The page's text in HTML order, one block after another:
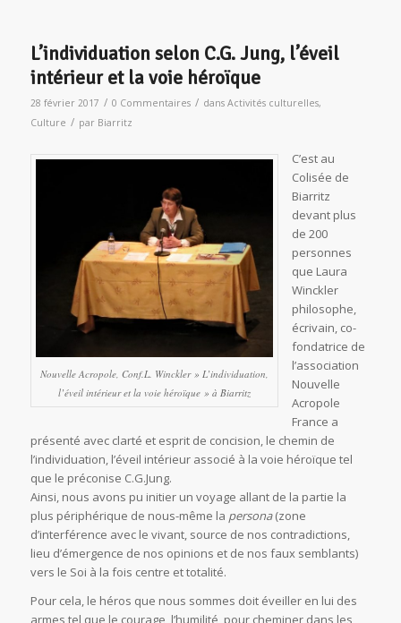
L’individuation selon C.G. Jung, l’éveil
intérieur et la voie héroïque
28 février 2017 / 0 Commentaires / dans Activités culturelles,
Culture / par Biarritz
Nouvelle Acropole, Conf.L. Winckler » L’individuation,
l’éveil intérieur et la voie héroïque » à Biarritz
C’est au
Colisée de
Biarritz
devant plus
de 200
personnes
que Laura
Winckler
philosophe,
écrivain, co-
fondatrice de
l’association
Nouvelle
Acropole
France a
présenté avec clarté et esprit de concision, le chemin de
l’individuation, l’éveil intérieur associé à la voie héroïque tel
que le préconise C.G.Jung.
Ainsi, nous avons pu initier un voyage allant de la partie la
plus périphérique de nous-même la persona(zone
d’interférence avec le vivant, source de nos contradictions,
lieu d’émergence de nos opinions et de nos faux semblants)
vers le Soi à la fois centre et totalité.
Pour cela, le héros que nous sommes doit éveiller en lui des